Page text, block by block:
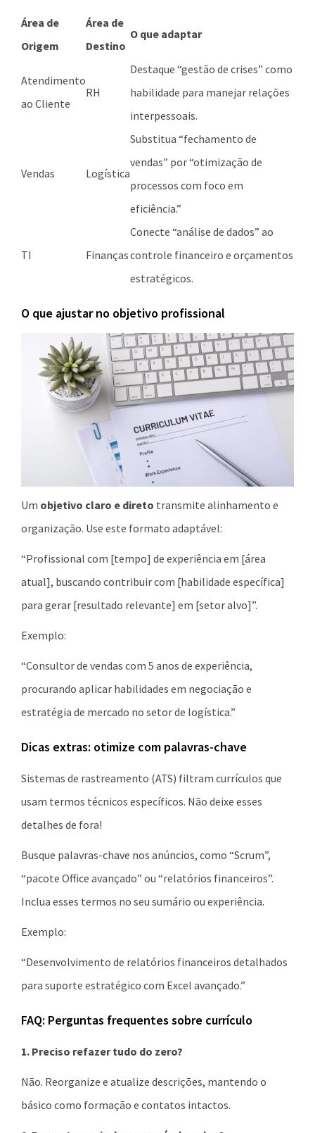
Área de
Origem
Área de
Destino
O que adaptar
Atendimento
ao Cliente
RH
Destaque “gestão de crises” como
habilidade para manejar relações
interpessoais.
Vendas Logística
Substitua “fechamento de
vendas” por “otimização de
processos com foco em
eficiência.”
TI Finanças
Conecte “análise de dados” ao
controle financeiro e orçamentos
estratégicos.
O que ajustar no objetivo profissional
Um objetivo claro e direto transmite alinhamento e
organização. Use este formato adaptável:
“Profissional com [tempo] de experiência em [área
atual], buscando contribuir com [habilidade específica]
para gerar [resultado relevante] em [setor alvo]”.
Exemplo:
“Consultor de vendas com 5 anos de experiência,
procurando aplicar habilidades em negociação e
estratégia de mercado no setor de logística.”
Dicas extras: otimize com palavras-chave
Sistemas de rastreamento (ATS) filtram currículos que
usam termos técnicos específicos. Não deixe esses
detalhes de fora!
Busque palavras-chave nos anúncios, como “Scrum”,
“pacote Office avançado” ou “relatórios financeiros”.
Inclua esses termos no seu sumário ou experiência.
Exemplo:
“Desenvolvimento de relatórios financeiros detalhados
para suporte estratégico com Excel avançado.”
FAQ: Perguntas frequentes sobre currículo
1. Preciso refazer tudo do zero?
Não. Reorganize e atualize descrições, mantendo o
básico como formação e contatos intactos.